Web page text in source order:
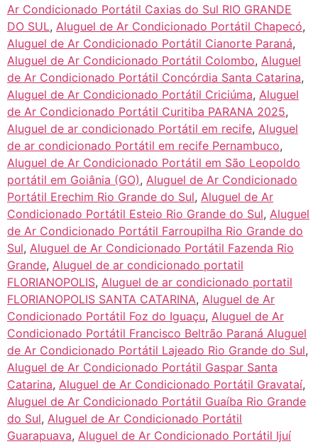
Ar Condicionado Portátil Caxias do Sul RIO GRANDE
DO SUL, Aluguel de Ar Condicionado Portátil Chapecó,
Aluguel de Ar Condicionado Portátil Cianorte Paraná,
Aluguel de Ar Condicionado Portátil Colombo, Aluguel
de Ar Condicionado Portátil Concórdia Santa Catarina,
Aluguel de Ar Condicionado Portátil Criciúma, Aluguel
de Ar Condicionado Portátil Curitiba PARANA 2025,
Aluguel de ar condicionado Portátil em recife, Aluguel
de ar condicionado Portátil em recife Pernambuco,
Aluguel de Ar Condicionado Portátil em São Leopoldo
portátil em Goiânia (GO), Aluguel de Ar Condicionado
Portátil Erechim Rio Grande do Sul, Aluguel de Ar
Condicionado Portátil Esteio Rio Grande do Sul, Aluguel
de Ar Condicionado Portátil Farroupilha Rio Grande do
Sul, Aluguel de Ar Condicionado Portátil Fazenda Rio
Grande, Aluguel de ar condicionado portatil
FLORIANOPOLIS, Aluguel de ar condicionado portatil
FLORIANOPOLIS SANTA CATARINA, Aluguel de Ar
Condicionado Portátil Foz do Iguaçu, Aluguel de Ar
Condicionado Portátil Francisco Beltrão Paraná Aluguel
de Ar Condicionado Portátil Lajeado Rio Grande do Sul,
Aluguel de Ar Condicionado Portátil Gaspar Santa
Catarina, Aluguel de Ar Condicionado Portátil Gravataí,
Aluguel de Ar Condicionado Portátil Guaíba Rio Grande
do Sul, Aluguel de Ar Condicionado Portátil
Guarapuava, Aluguel de Ar Condicionado Portátil Ijuí